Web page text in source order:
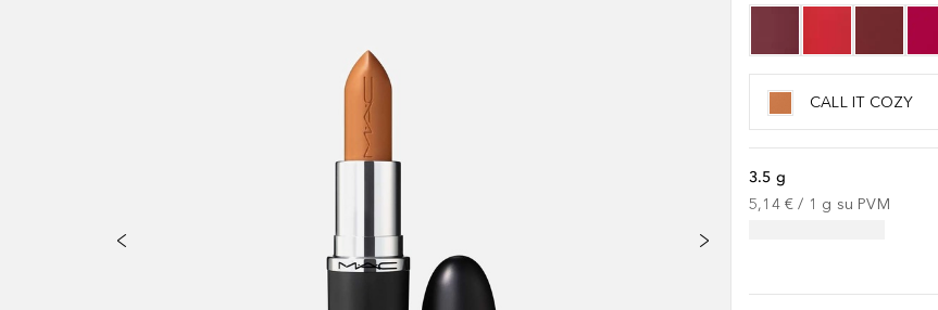
CALL IT COZY
3.5 g
5,14 € / 1 g su PVM